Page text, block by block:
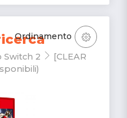
Switch 2
[CLEAR
Ordinamento